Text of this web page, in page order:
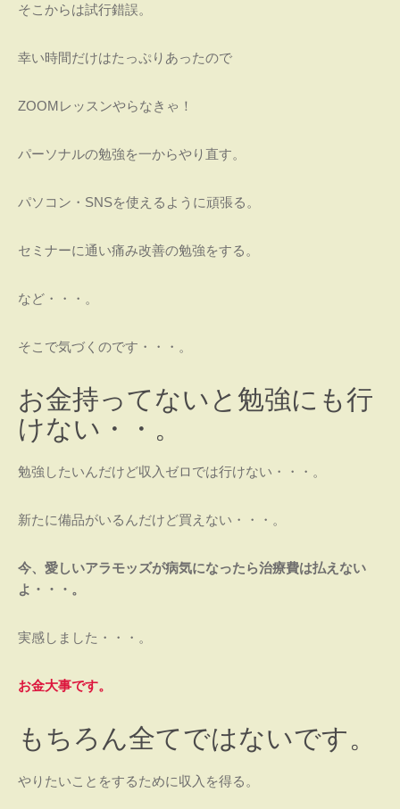
そこからは試行錯誤。
幸い時間だけはたっぷりあったので
ZOOMレッスンやらなきゃ！
パーソナルの勉強を一からやり直す。
パソコン・SNSを使えるように頑張る。
セミナーに通い痛み改善の勉強をする。
など・・・。
そこで気づくのです・・・。
お金持ってないと勉強にも行
けない・・。
勉強したいんだけど収入ゼロでは行けない・・・。
新たに備品がいるんだけど買えない・・・。
今、愛しいアラモッズが病気になったら治療費は払えない
よ・・・。
実感しました・・・。
お金大事です。
もちろん全てではないです。
やりたいことをするために収入を得る。